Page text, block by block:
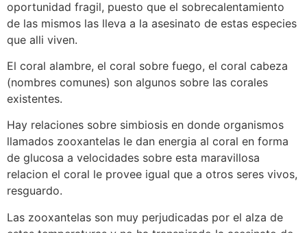
oportunidad fragil, puesto que el sobrecalentamiento
de las mismos las lleva a la asesinato de estas especies
que alli viven.
El coral alambre, el coral sobre fuego, el coral cabeza
(nombres comunes) son algunos sobre las corales
existentes.
Hay relaciones sobre simbiosis en donde organismos
llamados zooxantelas le dan energia al coral en forma
de glucosa a velocidades sobre esta maravillosa
relacion el coral le provee igual que a otros seres vivos,
resguardo.
Las zooxantelas son muy perjudicadas por el alza de